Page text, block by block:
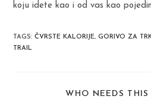
koju idete kao i od vas kao
TAGS:ČVRSTE KALORIJE, GORIVO ZA
TRAIL
WHO NEEDS THIS